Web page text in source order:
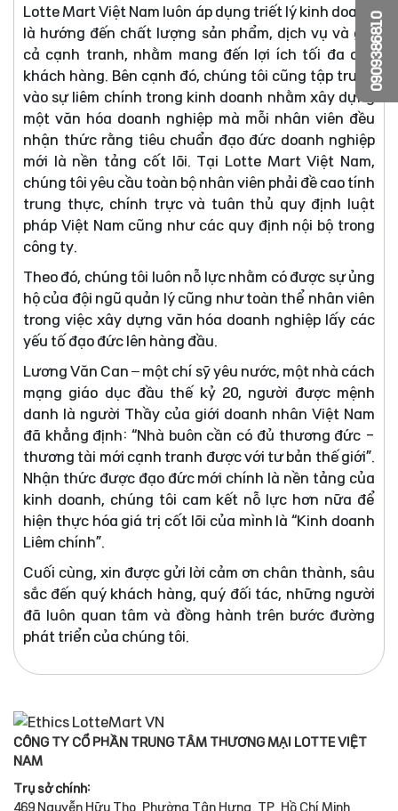
Lotte Mart Việt Nam luôn áp dụng triết lý kinh doanh
là hướng đến chất lượng sản phẩm, dịch vụ và giá
cả cạnh tranh, nhằm mang đến lợi ích tối đa cho
khách hàng. Bên cạnh đó, chúng tôi cũng tập trung
vào sự liêm chính trong kinh doanh nhằm xây dựng
một văn hóa doanh nghiệp mà mỗi nhân viên đều
nhận thức rằng tiêu chuẩn đạo đức doanh nghiệp
mới là nền tảng cốt lõi. Tại Lotte Mart Việt Nam,
chúng tôi yêu cầu toàn bộ nhân viên phải đề cao tính
trung thực, chính trực và tuân thủ quy định luật
pháp Việt Nam cũng như các quy định nội bộ trong
công ty.
Theo đó, chúng tôi luôn nỗ lực nhằm có được sự ủng
hộ của đội ngũ quản lý cũng như toàn thể nhân viên
trong việc xây dựng văn hóa doanh nghiệp lấy các
yếu tố đạo đức lên hàng đầu.
Lương Văn Can – một chí sỹ yêu nước, một nhà cách
mạng giáo dục đầu thế kỷ 20, người được mệnh
danh là người Thầy của giới doanh nhân Việt Nam
đã khẳng định: “Nhà buôn cần có đủ thương đức -
thương tài mới cạnh tranh được với tư bản thế giới”.
Nhận thức được đạo đức mới chính là nền tảng của
kinh doanh, chúng tôi cam kết nỗ lực hơn nữa để
hiện thực hóa giá trị cốt lõi của mình là “Kinh doanh
Liêm chính”.
Cuối cùng, xin được gửi lời cảm ơn chân thành, sâu
sắc đến quý khách hàng, quý đối tác, những người
đã luôn quan tâm và đồng hành trên bước đường
phát triển của chúng tôi.
CÔNG TY CỔ PHẦN TRUNG TÂM THƯƠNG MẠI LOTTE VIỆT
NAM
Trụ sở chính:
469 Nguyễn Hữu Thọ, Phường Tân Hưng, TP. Hồ Chí Minh
0909386810